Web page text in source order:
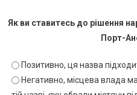
Як ви ставитесь до рішення
Порт-
Позитивно, ця назва
Негативно, місцева влада